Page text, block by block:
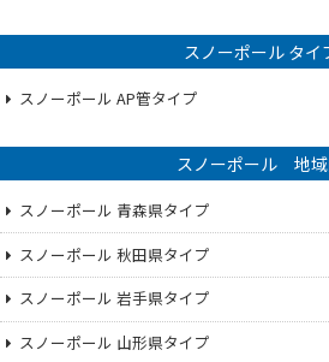
スノーポール タイ
スノーポール AP管タイプ
スノーポール 地
スノーポール 青森県タイプ
スノーポール 秋田県タイプ
スノーポール 岩手県タイプ
スノーポール 山形県タイプ